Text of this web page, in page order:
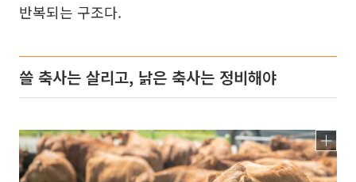
반복되는 구조다.
쓸 축사는 살리고, 낡은 축사는 정비해야